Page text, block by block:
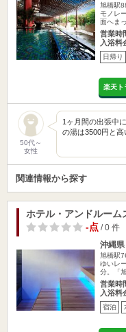
旭橋駅
モノレ
面へま
営業時
入浴料
日帰り
楽天ト
50代～
女性
1ヶ月間の出張中
の湯は3500円と
関連情報から探す
ホテル・アンドルーム
-点/ 0 件
沖縄
旭橋駅
ゆいレ
分。「
営業時
入浴料
宿泊